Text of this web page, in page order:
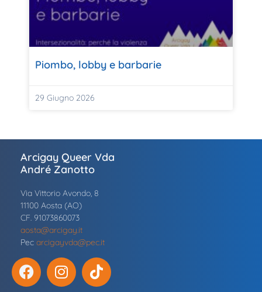
Piombo, lobby e barbarie
29 Giugno 2026
Arcigay Queer Vda
André Zanotto
Via Vittorio Avondo, 8
11100 Aosta (AO)
CF. 91073860073
aosta@arcigay.it
Pec arcigayvda@pec.it